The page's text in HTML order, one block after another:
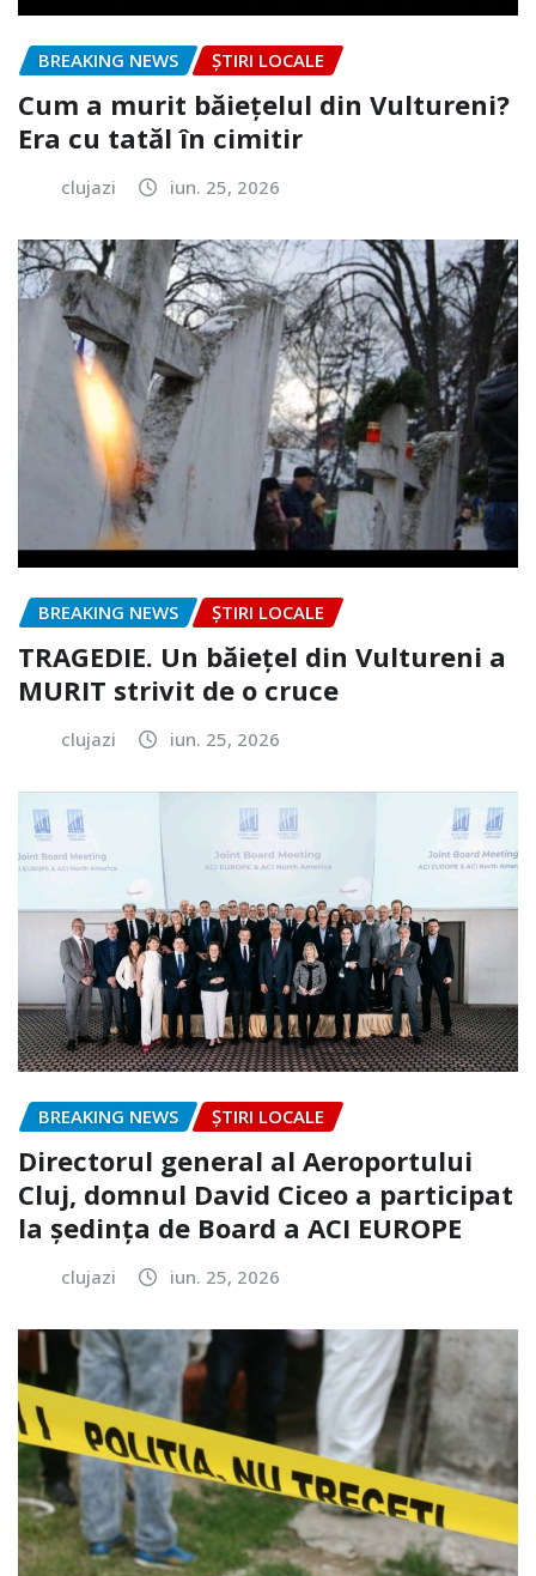
BREAKING NEWS ȘTIRI LOCALE
Cum a murit băiețelul din Vultureni?
Era cu tatăl în cimitir
clujazi iun. 25, 2026
BREAKING NEWS ȘTIRI LOCALE
TRAGEDIE. Un băiețel din Vultureni a
MURIT strivit de o cruce
clujazi iun. 25, 2026
BREAKING NEWS ȘTIRI LOCALE
Directorul general al Aeroportului
Cluj, domnul David Ciceo a participat
la ședința de Board a ACI EUROPE
clujazi iun. 25, 2026